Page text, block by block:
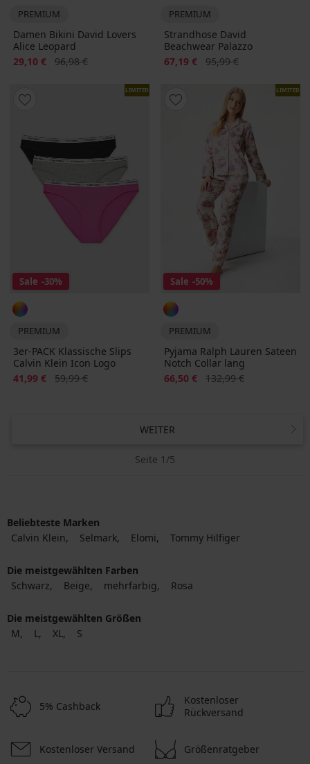
PREMIUM
Damen Bikini David Lovers
Alice Leopard
Rabatt
29,10 € Alter Preis
96,98 €
PREMIUM
Strandhose David
Beachwear Palazzo
Rabatt
67,19 € Alter Preis
95,99 €
LIMITED
Sale -30%
PREMIUM
3er-PACK Klassische Slips
Calvin Klein Icon Logo
Rabatt
41,99 € Alter Preis
59,99 €
LIMITED
Sale -50%
PREMIUM
Pyjama Ralph Lauren Sateen
Notch Collar lang
Rabatt
66,50 € Alter Preis
132,99 €
WEITER
Seite 1/5
Beliebteste Marken
Calvin Klein
Selmark Elomi Tommy Hilfiger
Die meistgewählten Farben
Schwarz
Beige mehrfarbig Rosa
Die meistgewählten Größen
M
L XL S
5% Cashback
Kostenloser
Rückversand
Kostenloser Versand Größenratgeber